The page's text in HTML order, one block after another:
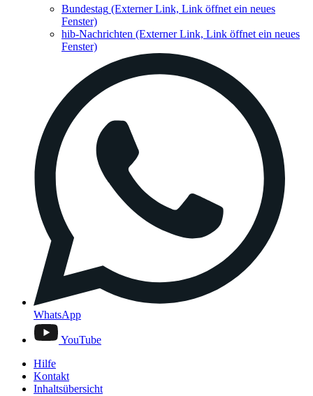
Bundestag (Externer Link, Link öffnet ein neues
Fenster)
hib-Nachrichten (Externer Link, Link öffnet ein neues
Fenster)
WhatsApp
YouTube
Hilfe
Kontakt
Inhaltsübersicht